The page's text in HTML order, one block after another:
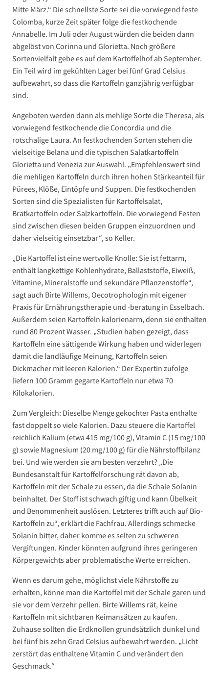
Mitte März.“ Die schnellste Sorte sei die vorwiegend feste
Colomba, kurze Zeit später folge die festkochende
Annabelle. Im Juli oder August würden die beiden dann
abgelöst von Corinna und Glorietta. Noch größere
Sortenvielfalt gebe es auf dem Kartoffelhof ab September.
Ein Teil wird im gekühlten Lager bei fünf Grad Celsius
aufbewahrt, so dass die Kartoffeln ganzjährig verfügbar
sind.
Angeboten werden dann als mehlige Sorte die Theresa, als
vorwiegend festkochende die Concordia und die
rotschalige Laura. An festkochenden Sorten stehen die
vielseitige Belana und die typischen Salatkartoffeln
Glorietta und Venezia zur Auswahl. „Empfehlenswert sind
die mehligen Kartoffeln durch ihren hohen Stärkeanteil für
Pürees, Klöße, Eintöpfe und Suppen. Die festkochenden
Sorten sind die Spezialisten für Kartoffelsalat,
Bratkartoffeln oder Salzkartoffeln. Die vorwiegend Festen
sind zwischen diesen beiden Gruppen einzuordnen und
daher vielseitig einsetzbar“, so Keller.
„Die Kartoffel ist eine wertvolle Knolle: Sie ist fettarm,
enthält langkettige Kohlenhydrate, Ballaststoffe, Eiweiß,
Vitamine, Mineralstoffe und sekundäre Pflanzenstoffe“,
sagt auch Birte Willems, Oecotrophologin mit eigener
Praxis für Ernährungstherapie und -beratung in Esselbach.
Außerdem seien Kartoffeln kalorienarm, denn sie enthalten
rund 80 Prozent Wasser. „Studien haben gezeigt, dass
Kartoffeln eine sättigende Wirkung haben und widerlegen
damit die landläufige Meinung, Kartoffeln seien
Dickmacher mit leeren Kalorien.“ Der Expertin zufolge
liefern 100 Gramm gegarte Kartoffeln nur etwa 70
Kilokalorien.
Zum Vergleich: Dieselbe Menge gekochter Pasta enthalte
fast doppelt so viele Kalorien. Dazu steuere die Kartoffel
reichlich Kalium (etwa 415 mg/100 g), Vitamin C (15 mg/100
g) sowie Magnesium (20 mg/100 g) für die Nährstoffbilanz
bei. Und wie werden sie am besten verzehrt? „Die
Bundesanstalt für Kartoffelforschung rät davon ab,
Kartoffeln mit der Schale zu essen, da die Schale Solanin
beinhaltet. Der Stoff ist schwach giftig und kann Übelkeit
und Benommenheit auslösen. Letzteres trifft auch auf Bio-
Kartoffeln zu“, erklärt die Fachfrau. Allerdings schmecke
Solanin bitter, daher komme es selten zu schweren
Vergiftungen. Kinder könnten aufgrund ihres geringeren
Körpergewichts aber problematische Werte erreichen.
Wenn es darum gehe, möglichst viele Nährstoffe zu
erhalten, könne man die Kartoffel mit der Schale garen und
sie vor dem Verzehr pellen. Birte Willems rät, keine
Kartoffeln mit sichtbaren Keimansätzen zu kaufen.
Zuhause sollten die Erdknollen grundsätzlich dunkel und
bei fünf bis zehn Grad Celsius aufbewahrt werden. „Licht
zerstört das enthaltene Vitamin C und verändert den
Geschmack.“